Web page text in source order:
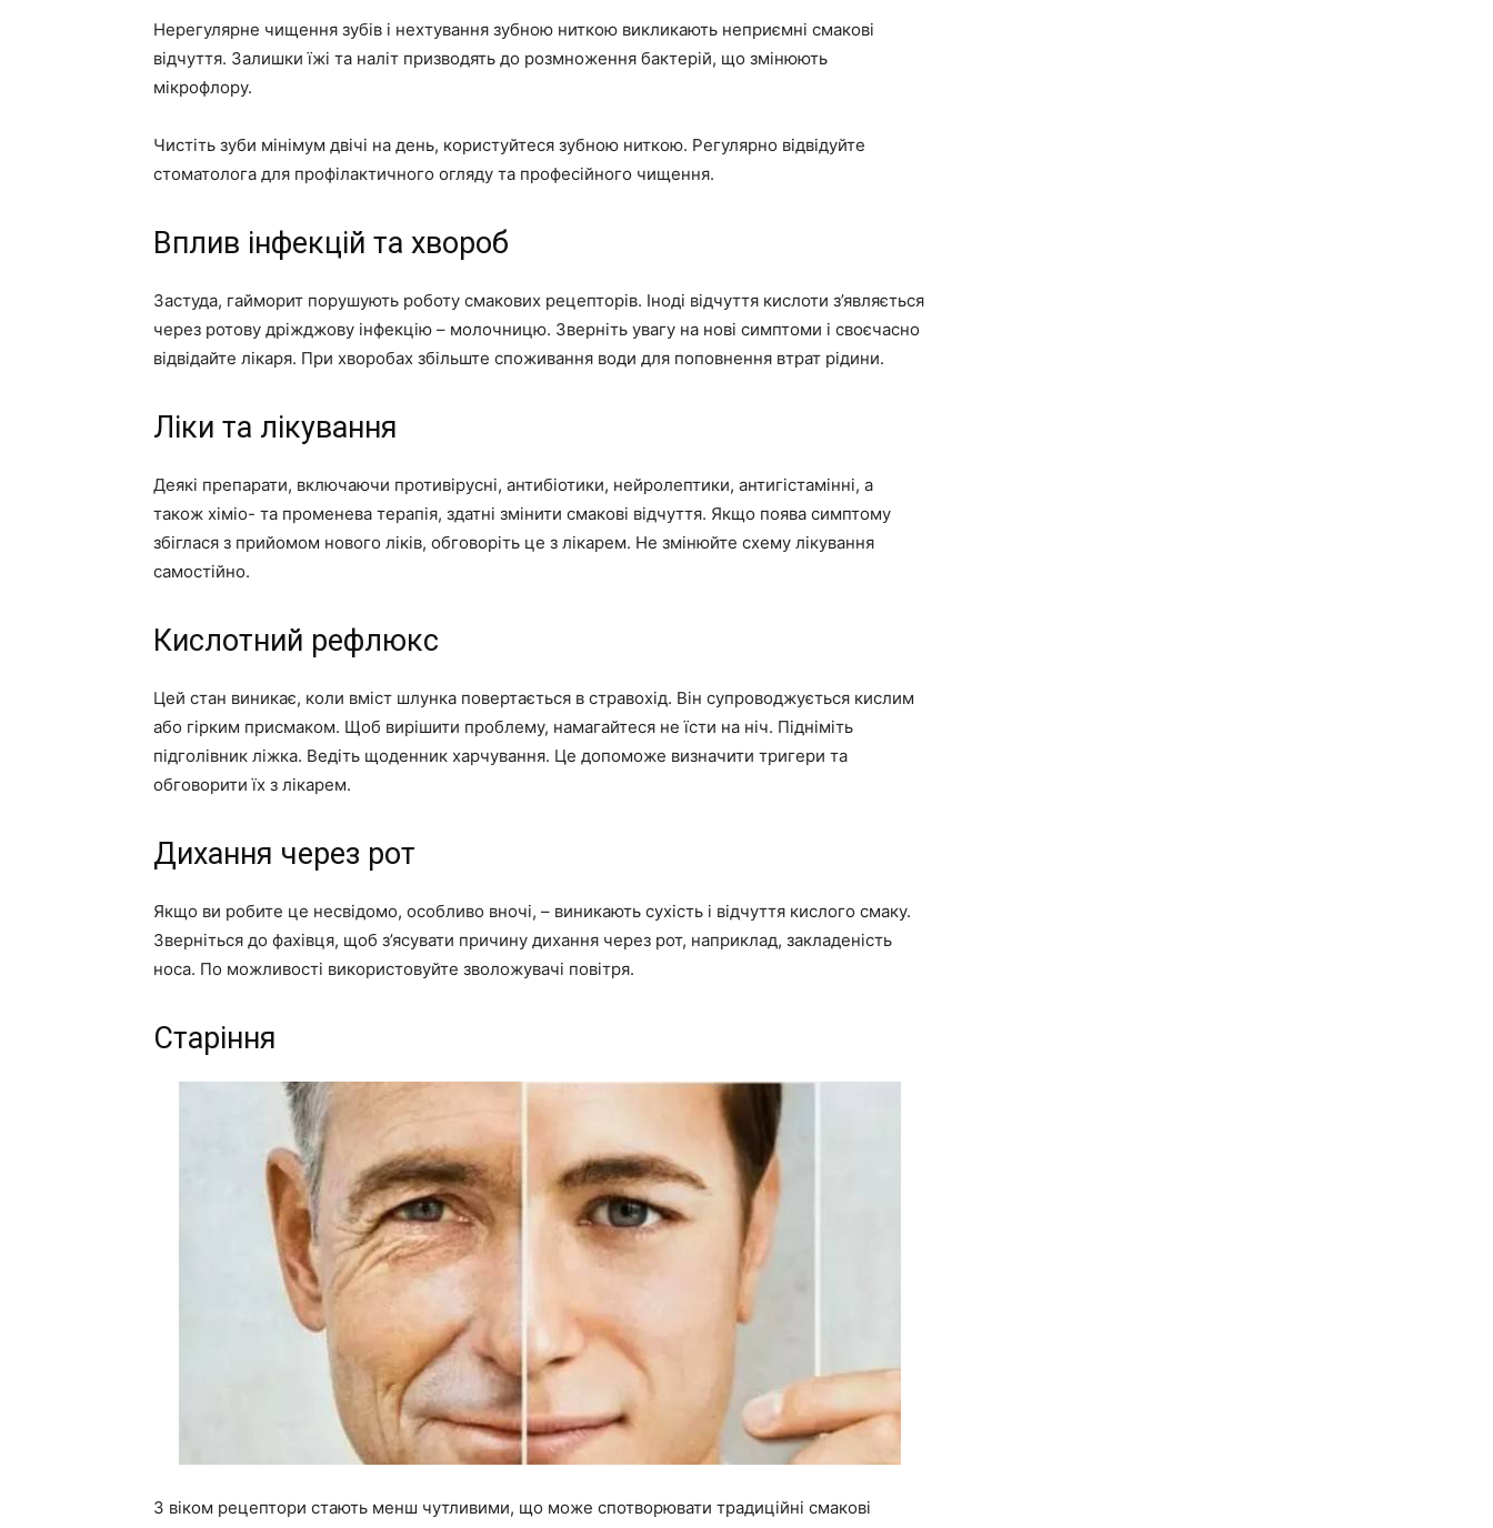
Нерегулярне чищення зубів і нехтування зубною ниткою викликають неприємні смакові
відчуття. Залишки їжі та наліт призводять до розмноження бактерій, що змінюють
мікрофлору.
Чистіть зуби мінімум двічі на день, користуйтеся зубною ниткою. Регулярно відвідуйте
стоматолога для профілактичного огляду та професійного чищення.
Вплив інфекцій та хвороб
Застуда, гайморит порушують роботу смакових рецепторів. Іноді відчуття кислоти з’являється
через ротову дріжджову інфекцію – молочницю. Зверніть увагу на нові симптоми і своєчасно
відвідайте лікаря. При хворобах збільште споживання води для поповнення втрат рідини.
Ліки та лікування
Деякі препарати, включаючи противірусні, антибіотики, нейролептики, антигістамінні, а
також хіміо- та променева терапія, здатні змінити смакові відчуття. Якщо поява симптому
збіглася з прийомом нового ліків, обговоріть це з лікарем. Не змінюйте схему лікування
самостійно.
Кислотний рефлюкс
Цей стан виникає, коли вміст шлунка повертається в стравохід. Він супроводжується кислим
або гірким присмаком. Щоб вирішити проблему, намагайтеся не їсти на ніч. Підніміть
підголівник ліжка. Ведіть щоденник харчування. Це допоможе визначити тригери та
обговорити їх з лікарем.
Дихання через рот
Якщо ви робите це несвідомо, особливо вночі, – виникають сухість і відчуття кислого смаку.
Зверніться до фахівця, щоб з’ясувати причину дихання через рот, наприклад, закладеність
носа. По можливості використовуйте зволожувачі повітря.
Старіння
З віком рецептори стають менш чутливими, що може спотворювати традиційні смакові